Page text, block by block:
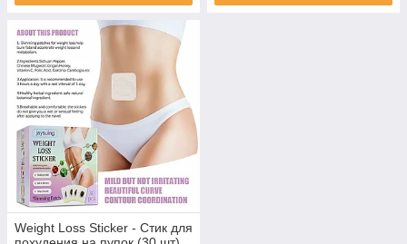
Weight Loss Sticker - Стик для